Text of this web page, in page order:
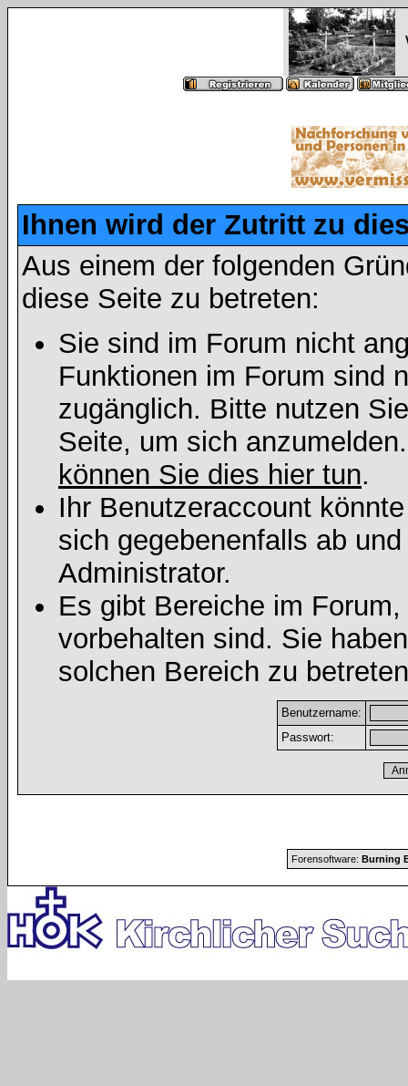
Ihnen wird der Zutritt zu
Aus einem der folgenden
diese Seite zu betreten:
Sie sind im Forum nicht
Funktionen im Forum sind
zugänglich. Bitte nutzen
Seite, um sich
können Sie dies hier tun.
Ihr Benutzeraccount
sich gegebenenfalls ab
Administrator.
Es gibt Bereiche im
vorbehalten sind. Sie
solchen Bereich zu
Benutzername:
Passwort:
Forensoftware: Burning